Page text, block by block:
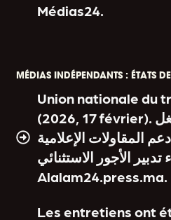
Médias24.
MÉDIAS INDÉPENDANTS : ÉTATS
Union nationale du
(2026, 17 février). الاتحاد الوطني للشغل
المقاولات الإعلامية
تدبير الأجور الاستثنائي.
Alalam24.press.ma.
Les entretiens ont